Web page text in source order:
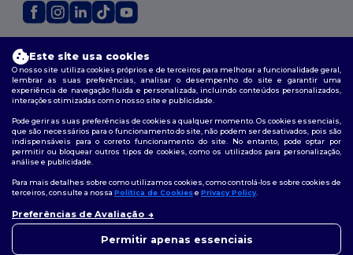
Termos e Condições |Política de personalização
|Política de cookies|Mapa do Site
Este site usa cookies
O nosso site utiliza cookies próprios e de terceiros para melhorar a funcionalidade geral,
lembrar as suas preferências, analisar o desempenho do site e garantir uma
experiência de navegação fluida e personalizada, incluindo conteúdos personalizados,
interações otimizadas com o nosso site e publicidade.
Pode gerir as suas preferências de cookies a qualquer momento. Os cookies essenciais,
que são necessários para o funcionamento do site, não podem ser desativados, pois são
indispensáveis para o correto funcionamento do site. No entanto, pode optar por
permitir ou bloquear outros tipos de cookies, como os utilizados para personalização,
análise e publicidade.
Para mais detalhes sobre como utilizamos cookies, como controlá-los e sobre cookies de
terceiros, consulte a nossa Política de Cookiese Privacy Policy.
Preferências de Avaliação
Permitir apenas essenciais
questão, pode contactar-nos a